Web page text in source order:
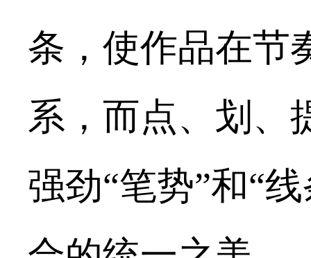
条，使作品在节
系，而点、划、
强劲“笔势”和“